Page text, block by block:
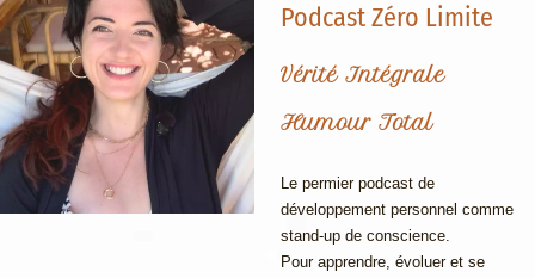
Podcast Zéro Limite
Vérité Intégrale
Humour Total
Le permier podcast de
développement personnel comme
stand-up de conscience.
Pour apprendre, évoluer et se